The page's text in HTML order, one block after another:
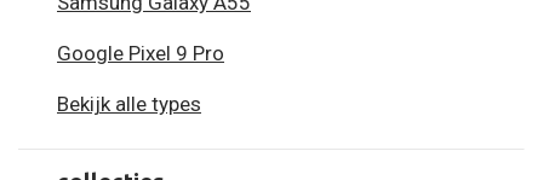
Google Pixel 9 Pro
Bekijk alle types